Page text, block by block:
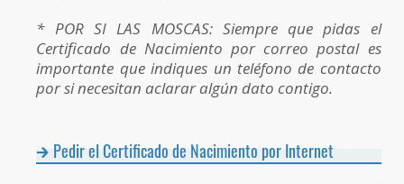
* POR SI LAS MOSCAS: Siempre que pidas el
Certificado de Nacimiento por correo postal es
importante que indiques un teléfono de contacto
por si necesitan aclarar algún dato contigo.
Pedir el Certificado de Nacimiento por Internet